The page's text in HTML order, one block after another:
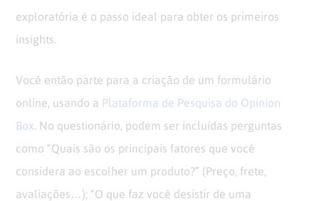
exploratória é o passo ideal para obter os primeiros
insights.
Você então parte para a criação de um formulário
online, usando a Plataforma de Pesquisa do Opinion
Box . No questionário, podem ser incluídas perguntas
como “Quais são os principais fatores que você
considera ao escolher um produto?” (Preço, frete,
avaliações…); “O que faz você desistir de uma